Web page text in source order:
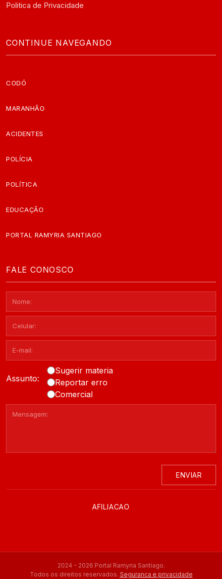
Politica de Privacidade
CONTINUE NAVEGANDO
CODÓ
MARANHÃO
ACIDENTES
POLÍCIA
POLÍTICA
EDUCAÇÃO
PORTAL RAMYRIA SANTIAGO
FALE CONOSCO
Assunto:
Sugerir materia
Reportar erro
Comercial
ENVIAR
AFILIACAO
2024 - 2026 Portal Ramyria Santiago.
Todos os direitos reservados. Seguranca e privacidade